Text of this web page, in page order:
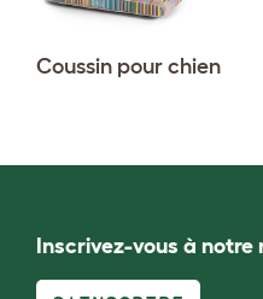
Coussin pour chien
Inscrivez-vous à notre